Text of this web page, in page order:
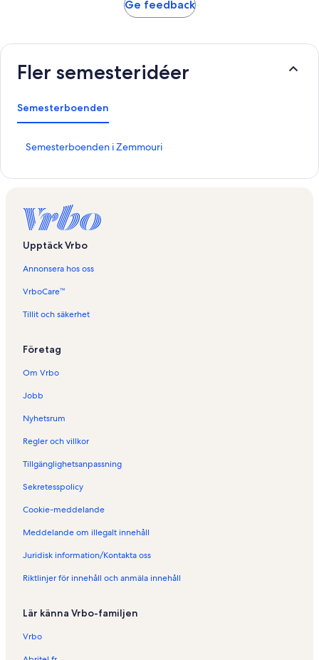
Ge feedback
Fler semesteridéer
Semesterboenden
Semesterboenden i Zemmouri
L
i
l
s
d
a
f
S
m
e
s
t
r
o
n
d
n
Z
m
o
u
r
Upptäck Vrbo
Annonsera hos oss
VrboCare™
Tillit och säkerhet
Företag
Om Vrbo
Jobb
Nyhetsrum
Regler och villkor
Tillgänglighetsanpassning
Sekretesspolicy
Cookie-meddelande
Meddelande om illegalt innehåll
Juridisk information/Kontakta oss
Riktlinjer för innehåll och anmäla innehåll
Lär känna Vrbo-familjen
Vrbo